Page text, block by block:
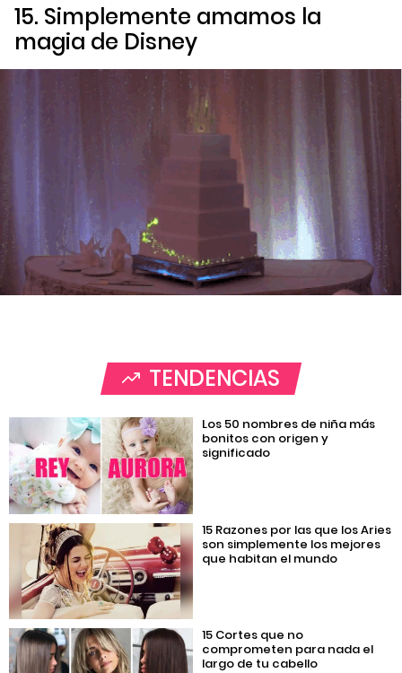
15. Simplemente amamos la
magia de Disney
TENDENCIAS
Los 50 nombres de niña más
bonitos con origen y
significado
15 Razones por las que los Aries
son simplemente los mejores
que habitan el mundo
15 Cortes que no
comprometen para nada el
largo de tu cabello